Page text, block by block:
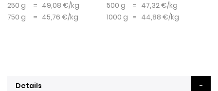
250 g
= 49,08 €/kg 500 g = 47,32 €/kg
750 g
= 45,76 €/kg 1000 g = 44,88 €/kg
Details